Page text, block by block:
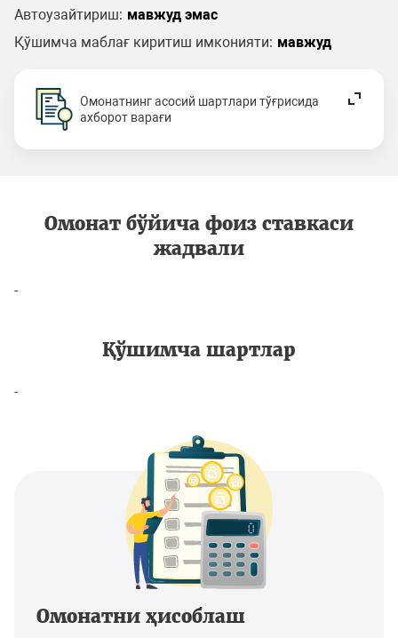
Автоузайтириш: мавжуд эмас
Қўшимча маблағ киритиш имконияти: мавжуд
Омонатнинг асосий шартлари тўғрисида
ахборот варағи
Омонат бўйича фоиз ставкаси
жадвали
-
Қўшимча шартлар
-
Омонатни ҳисоблаш